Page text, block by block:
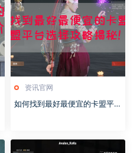
资讯官网
如何找到最好最便宜的卡盟平